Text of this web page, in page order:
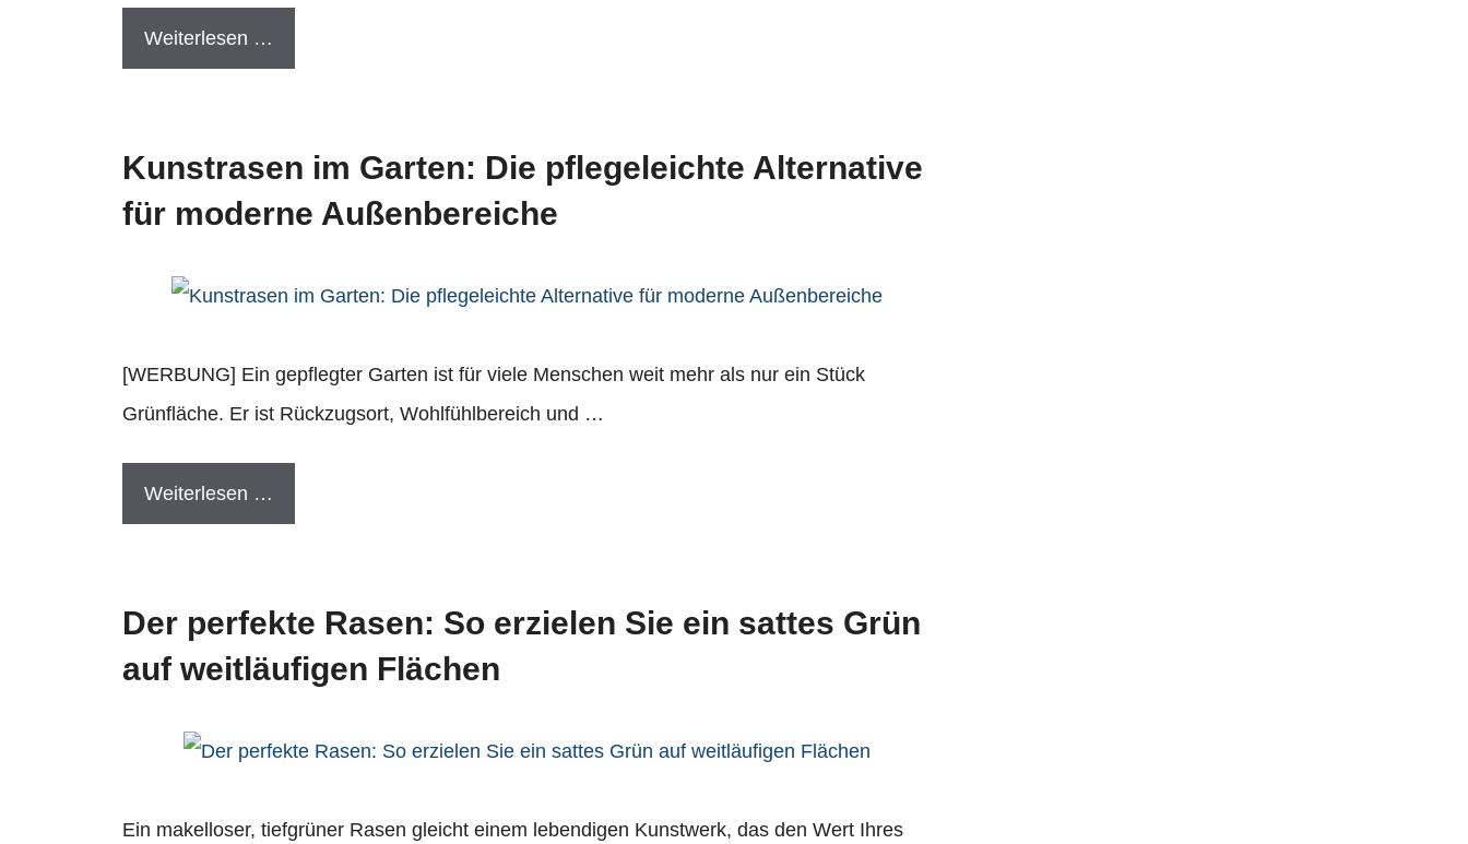
Weiterlesen …
Kunstrasen im Garten: Die pflegeleichte Alternative
für moderne Außenbereiche
[WERBUNG] Ein gepflegter Garten ist für viele Menschen weit mehr als nur ein Stück
Grünfläche. Er ist Rückzugsort, Wohlfühlbereich und …
Weiterlesen …
Der perfekte Rasen: So erzielen Sie ein sattes Grün
auf weitläufigen Flächen
Ein makelloser, tiefgrüner Rasen gleicht einem lebendigen Kunstwerk, das den Wert Ihres